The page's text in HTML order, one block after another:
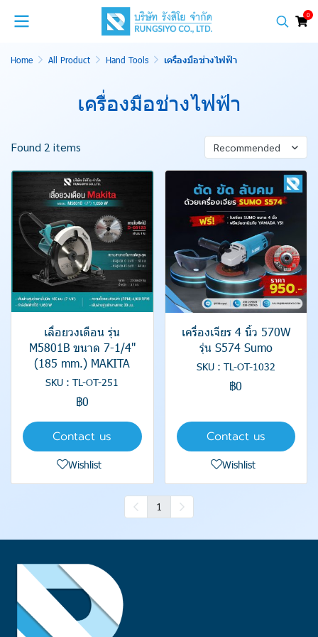
0
Home All Product Hand Tools เครื่องมือช่างไฟฟ้า
เครื่องมือช่างไฟฟ้า
Found 2 items Recommended
เลื่อยวงเดือน รุ่น
M5801B ขนาด 7-1/4"
(185 mm.) MAKITA
SKU : TL-OT-251
฿0
Contact us
Wishlist
เครื่องเจียร 4 นิ้ว 570W
รุ่น S574 Sumo
SKU : TL-OT-1032
฿0
Contact us
Wishlist
1